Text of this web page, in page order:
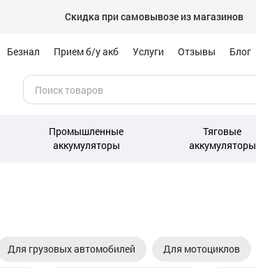
Скидка при самовывозе из магазинов
Безнал Прием б/у акб Услуги Отзывы Блог
Промышленные
аккумуляторы
Тяговые
аккумуляторы
Для грузовых автомобилей Для мотоциклов